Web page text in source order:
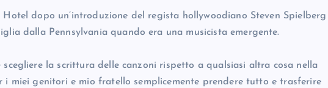
dopo un’introduzione del regista hollywoodiano Steven Spielberg
dalla Pennsylvania quando era una musicista emergente.
scegliere la scrittura delle canzoni rispetto a qualsiasi altra cosa nella
i miei genitori e mio fratello semplicemente prendere tutto e trasferire